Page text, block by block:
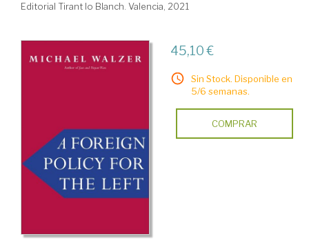
Editorial Tirant lo Blanch. Valencia, 2021
45,10 €
Sin Stock. Disponible en
5/6 semanas.
COMPRAR